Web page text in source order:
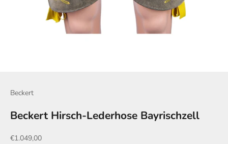
Beckert
Beckert Hirsch-Lederhose Bayrischzell
Angebot
€1.049,00